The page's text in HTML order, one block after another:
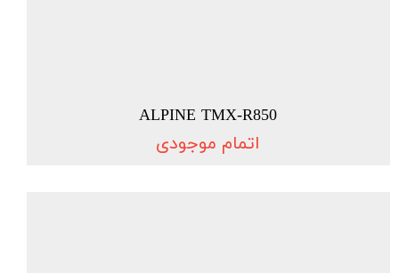
ALPINE TMX-R850
اتمام موجودی